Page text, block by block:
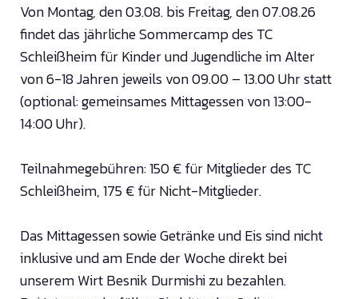
Von Montag, den 03.08. bis Freitag, den 07.08.26
findet das jährliche Sommercamp des TC
Schleißheim für Kinder und Jugendliche im Alter
von 6-18 Jahren jeweils von 09.00 – 13.00 Uhr statt
(optional: gemeinsames Mittagessen von 13:00-
14:00 Uhr).
Teilnahmegebühren: 150 € für Mitglieder des TC
Schleißheim, 175 € für Nicht-Mitglieder.
Das Mittagessen sowie Getränke und Eis sind nicht
inklusive und am Ende der Woche direkt bei
unserem Wirt Besnik Durmishi zu bezahlen.